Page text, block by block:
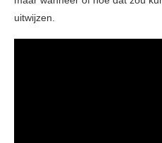
uitwijzen.